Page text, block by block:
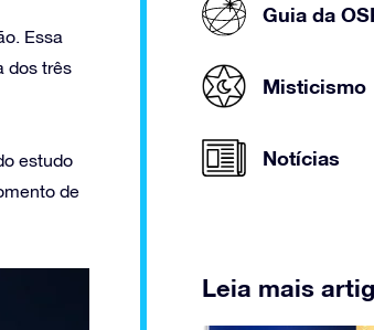
Essa
dos três
estudo
de
Guia da
Misticismo
Notícias
Leia mais